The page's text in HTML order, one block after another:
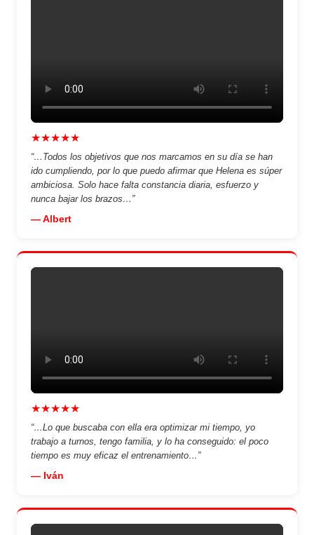
★★★★★
“…Todos los objetivos que nos marcamos en su día se han
ido cumpliendo, por lo que puedo afirmar que Helena es súper
ambiciosa. Solo hace falta constancia diaria, esfuerzo y
nunca bajar los brazos…”
— Albert
★★★★★
“…Lo que buscaba con ella era optimizar mi tiempo, yo
trabajo a turnos, tengo familia, y lo ha conseguido: el poco
tiempo es muy eficaz el entrenamiento…”
— Iván